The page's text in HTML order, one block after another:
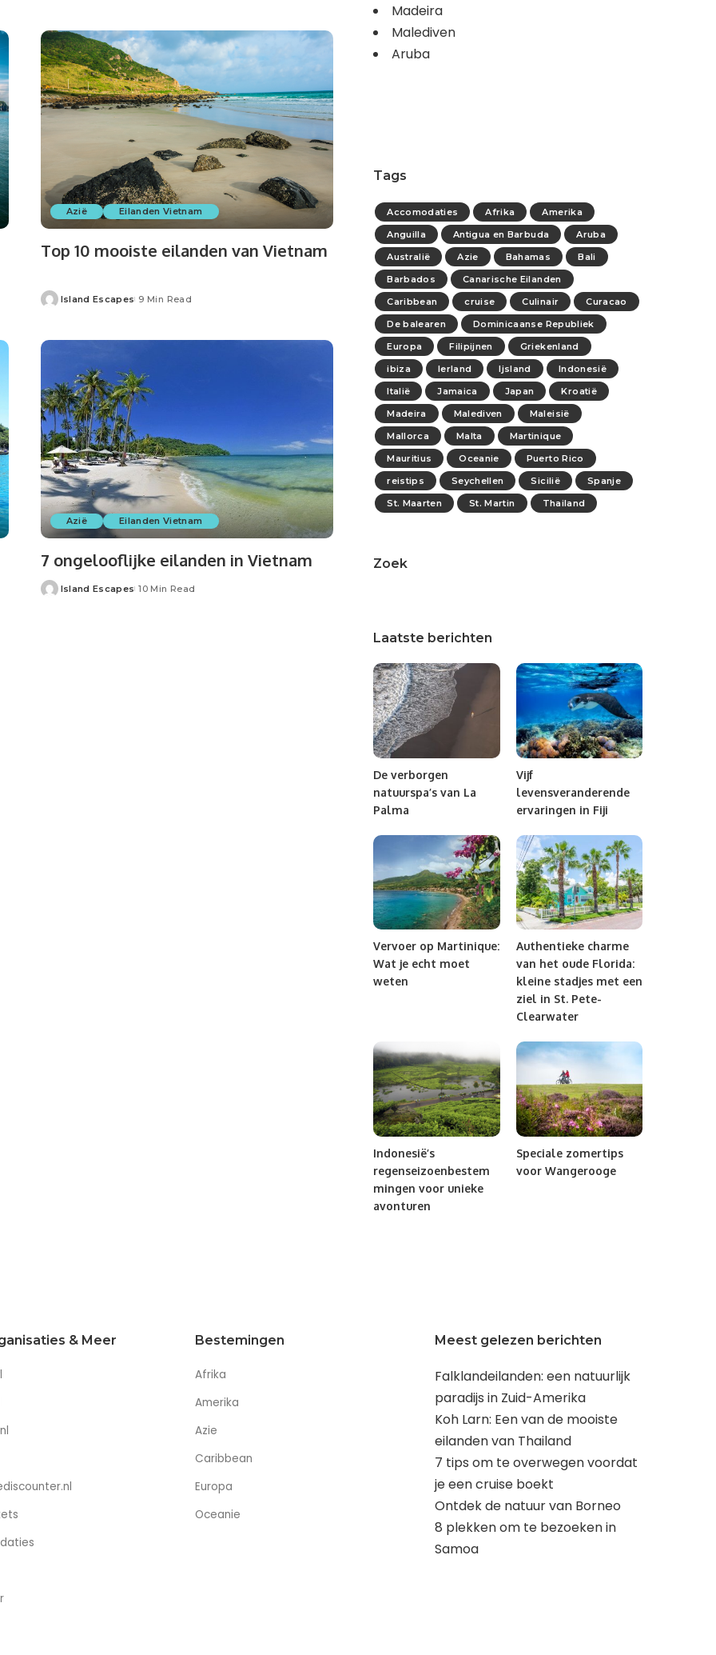
Azië Eilanden Vietnam
Top 10 mooiste eilanden van Vietnam
Island Escapes 9 Min Read
Azië Eilanden Vietnam
7 ongelooflijke eilanden in Vietnam
Island Escapes 10 Min Read
Madeira
Malediven
Aruba
Tags
Accomodaties Afrika
Amerika
Anguilla
Antigua en Barbuda
Aruba
Australië
Azie Bahamas
Bali
Barbados
Canarische Eilanden
Caribbean
cruise Culinair
Curacao
De balearen
Dominicaanse Republiek
Europa
Filipijnen
Griekenland
ibiza
Ierland Ijsland
Indonesië
Italië
Jamaica Japan
Kroatië
Madeira
Malediven
Maleisië
Mallorca
Malta
Martinique
Mauritius
Oceanie
Puerto Rico
reistips
Seychellen Sicilië
Spanje
St. Maarten
St. Martin Thailand
Zoek
Laatste berichten
De verborgen
natuurspa’s van La
Palma
Vijf
levensveranderende
ervaringen in Fiji
Vervoer op Martinique:
Wat je echt moet
weten
Authentieke charme
van het oude Florida:
kleine stadjes met een
ziel in St. Pete-
Clearwater
Indonesië’s
regenseizoenbestem
mingen voor unieke
avonturen
Speciale zomertips
voor Wangerooge
& Meer Bestemingen
Afrika
Amerika
Azie
Caribbean
Europa
Oceanie
Meest gelezen berichten
Falklandeilanden: een natuurlijk
paradijs in Zuid-Amerika
Koh Larn: Een van de mooiste
eilanden van Thailand
7 tips om te overwegen voordat
je een cruise boekt
Ontdek de natuur van Borneo
8 plekken om te bezoeken in
Samoa